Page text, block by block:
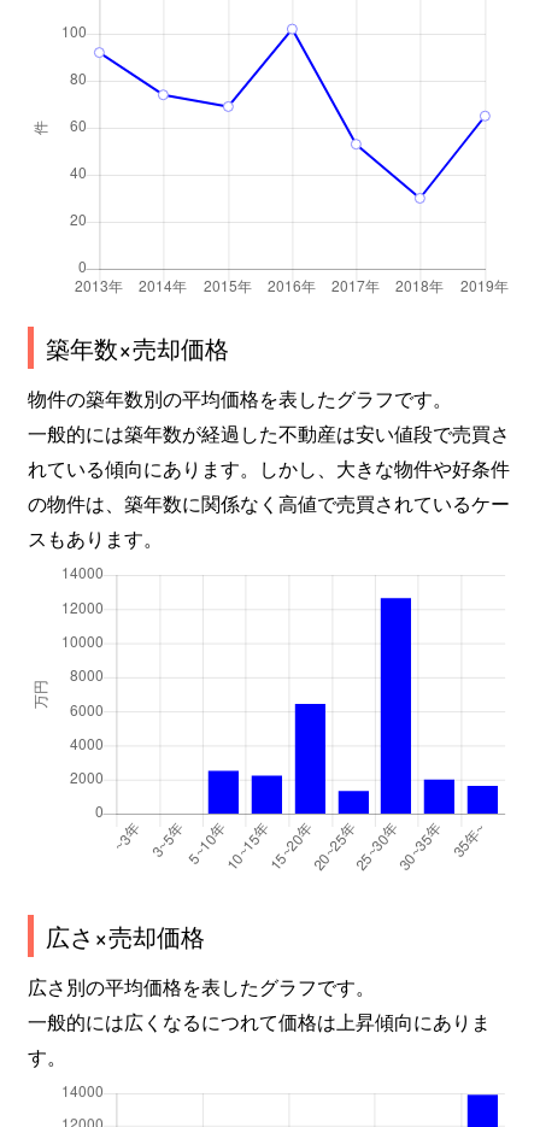
築年数×売却価格
物件の築年数別の平均価格を表したグラフです。
一般的には築年数が経過した不動産は安い値段で売買さ
れている傾向にあります。しかし、大きな物件や好条件
の物件は、築年数に関係なく高値で売買されているケー
スもあります。
広さ×売却価格
広さ別の平均価格を表したグラフです。
一般的には広くなるにつれて価格は上昇傾向にありま
す。